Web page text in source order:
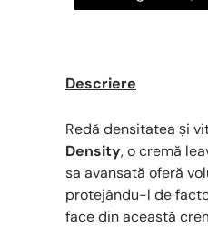
Descriere
Redă densitatea și
Density, o cremă
sa avansată oferă
protejându-l de
face din această